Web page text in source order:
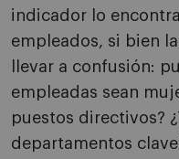
indicador lo
empleados, si bien
llevar a confusión:
empleadas sean
puestos directivos?
departamentos